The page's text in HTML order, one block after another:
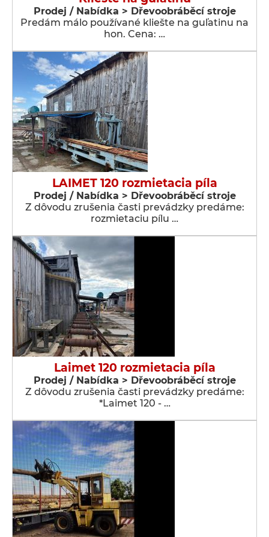
Prodej / Nabídka > Dřevoobráběcí stroje
Predám málo používané kliešte na guľatinu na
hon. Cena: …
LAIMET 120 rozmietacia píla
Prodej / Nabídka > Dřevoobráběcí stroje
Z dôvodu zrušenia časti prevádzky predáme:
rozmietaciu pílu …
Laimet 120 rozmietacia píla
Prodej / Nabídka > Dřevoobráběcí stroje
Z dôvodu zrušenia časti prevádzky predáme:
*Laimet 120 - …